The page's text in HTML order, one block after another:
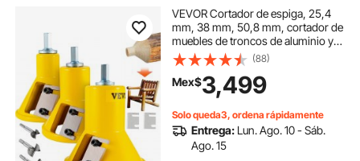
VEVOR Cortador de espiga, 25,4
mm, 38 mm, 50,8 mm, cortador de
muebles de troncos de aluminio y
acero de primera calidad, con
cuchillas rectas dobles y tornillos
de botón, kit maestro par
(88)
Mex$3,499
Solo queda3, ordena rápidamente
Entrega: Lun. Ago. 10 - Sáb.
Ago. 15